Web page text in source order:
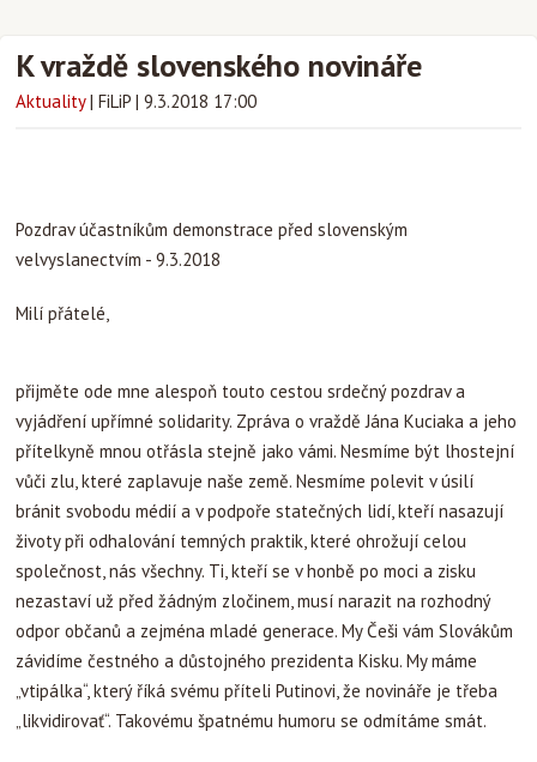
K vraždě slovenského novináře
Aktuality | FiLiP | 9.3.2018 17:00
Pozdrav účastníkům demonstrace před slovenským
velvyslanectvím - 9.3.2018
Milí přátelé,
přijměte ode mne alespoň touto cestou srdečný pozdrav a
vyjádření upřímné solidarity. Zpráva o vraždě Jána Kuciaka a jeho
přítelkyně mnou otřásla stejně jako vámi. Nesmíme být lhostejní
vůči zlu, které zaplavuje naše země. Nesmíme polevit v úsilí
bránit svobodu médií a v podpoře statečných lidí, kteří nasazují
životy při odhalování temných praktik, které ohrožují celou
společnost, nás všechny. Ti, kteří se v honbě po moci a zisku
nezastaví už před žádným zločinem, musí narazit na rozhodný
odpor občanů a zejména mladé generace. My Češi vám Slovákům
závidíme čestného a důstojného prezidenta Kisku. My máme
„vtipálka“, který říká svému příteli Putinovi, že novináře je třeba
„likvidirovať“. Takovému špatnému humoru se odmítáme smát.